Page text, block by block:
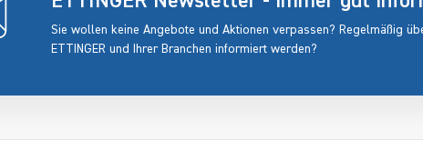
Sie wollen keine Angebote und Aktionen verpassen? Regelmäßig
ETTINGER und Ihrer Branchen informiert werden?